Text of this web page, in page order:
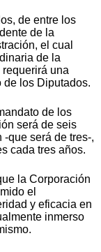
de entre los
de la
el cual
de la
una
de los Diputados.
de los
será de seis
que será de tres-,
cada tres años.
la Corporación
el
y eficacia en
inmerso